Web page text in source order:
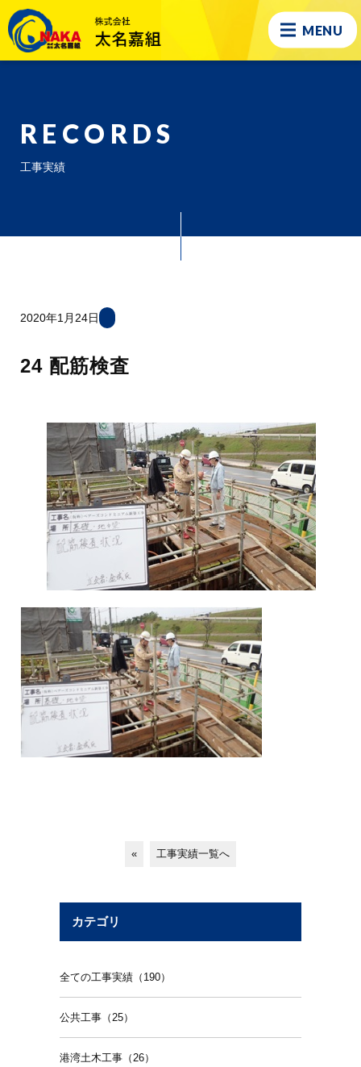
MENU
RECORDS
工事実績
2020年1月24日
24 配筋検査
« 工事実績一覧へ
カテゴリ
全ての工事実績（190）
公共工事（25）
港湾土木工事（26）